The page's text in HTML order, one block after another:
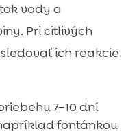
vody a
Pri citlivých
ich reakcie
7–10 dní
fontánkou